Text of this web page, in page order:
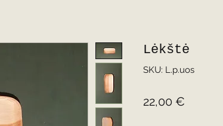
Lėkštė
SKU: L.p.uos
22,00 €